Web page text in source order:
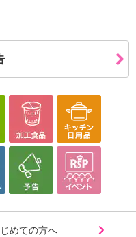
めての方へ